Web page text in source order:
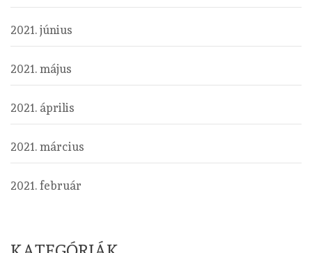
2021. június
2021. május
2021. április
2021. március
2021. február